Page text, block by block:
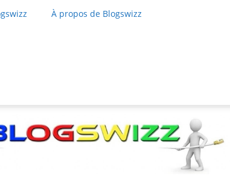
À propos de Blogswizz